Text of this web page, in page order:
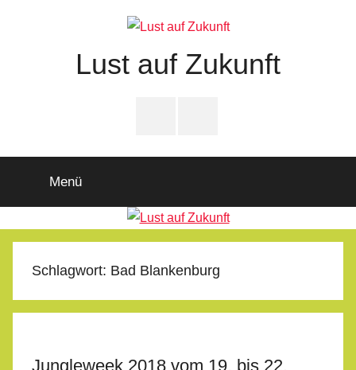
Lust auf Zukunft
Menü
Schlagwort: Bad Blankenburg
Jungleweek 2018 vom 19. bis 22.